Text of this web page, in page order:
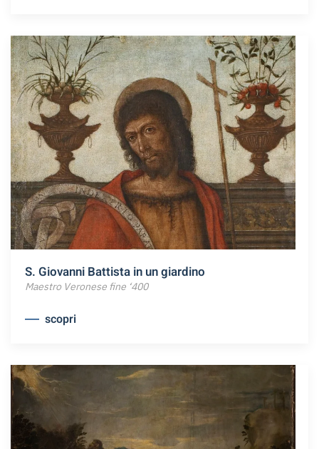
S. Giovanni Battista in un giardino
Maestro Veronese fine ‘400
scopri